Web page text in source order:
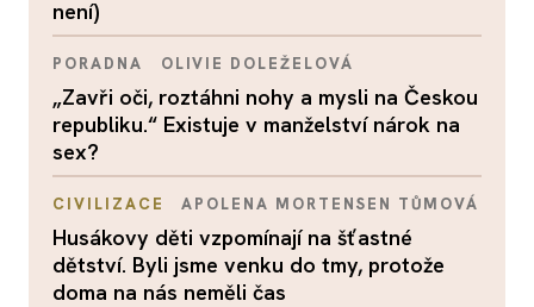
není)
PORADNA OLIVIE DOLEŽELOVÁ
„Zavři oči, roztáhni nohy a mysli na Českou
republiku.“ Existuje v manželství nárok na
sex?
CIVILIZACE APOLENA MORTENSEN TŮMOVÁ
Husákovy děti vzpomínají na šťastné
dětství. Byli jsme venku do tmy, protože
doma na nás neměli čas